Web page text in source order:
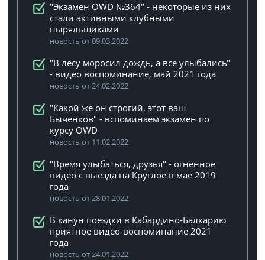
"Экзамен OWD №364" - некоторые из них
стали активными клубными
ныряльщиками
новость от 09.03.2022
"В лесу моросил дождь, а все улыбались"
- видео воспоминание, май 2021 года
новость от 24.02.2022
"Какой же он строгий, этот ваш
Быченков" - вспоминаем экзамен по
курсу OWD
новость от 11.02.2022
"Время улыбаться, друзья" - огненное
видео с выезда на Круглое в мае 2019
года
новость от 28.01.2022
В канун поездки в Кабардино-Балкарию
приятное видео-воспоминание 2021
года
новость от 24.01.2022